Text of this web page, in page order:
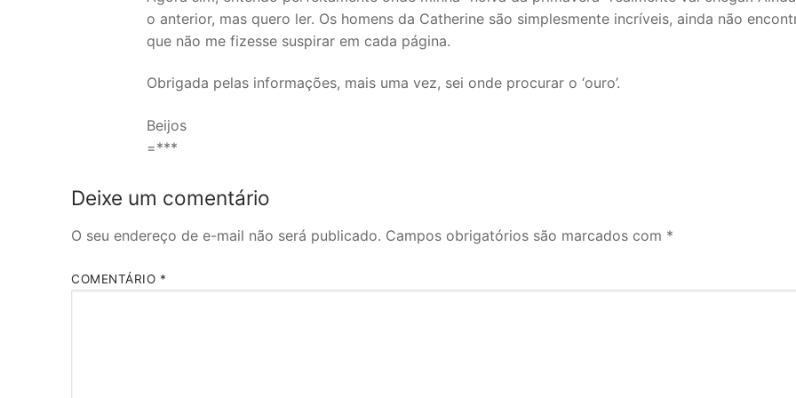
o anterior, mas quero ler. Os homens da Catherine são simplesmente incríveis, ainda não
que não me fizesse suspirar em cada página.
Obrigada pelas informações, mais uma vez, sei onde procurar o ‘ouro’.
Beijos
=***
Deixe um comentário
O seu endereço de e-mail não será publicado. Campos obrigatórios são marcados com *
COMENTÁRIO *